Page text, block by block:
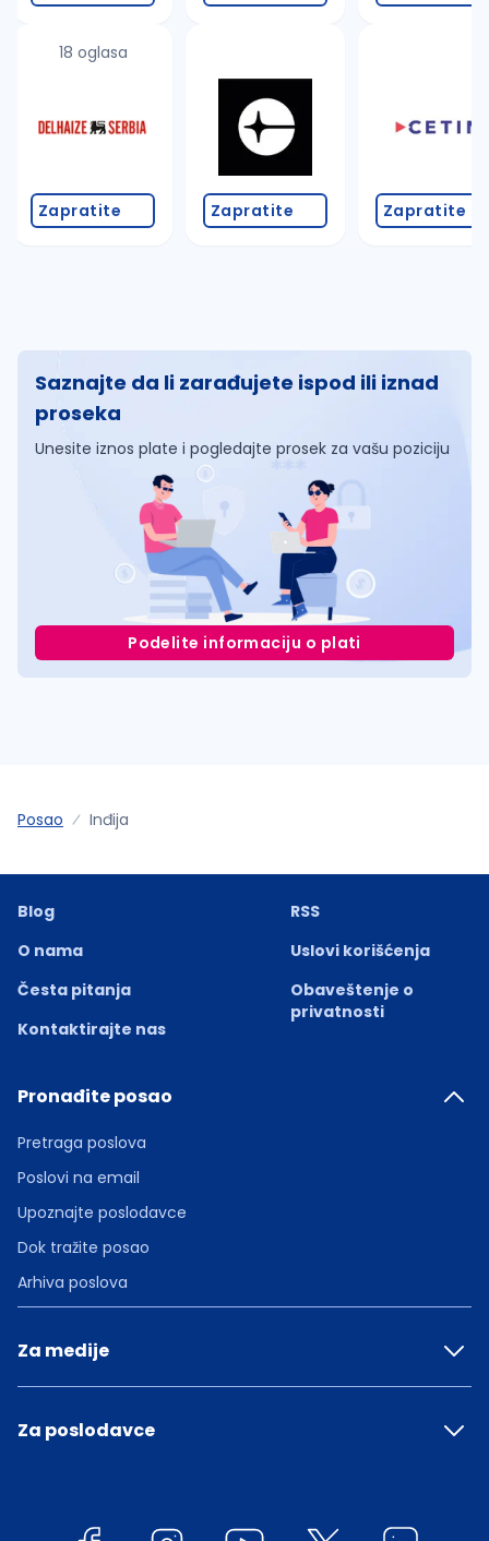
18 oglasa
Zapratite Zapratite Zapratite
Saznajte da li zarađujete ispod ili iznad
proseka
Unesite iznos plate i pogledajte prosek za vašu poziciju
Podelite informaciju o plati
Posao Inđija
Blog
O nama
Česta pitanja
Kontaktirajte nas
RSS
Uslovi korišćenja
Obaveštenje o
privatnosti
Pronađite posao
Pretraga poslova
Poslovi na email
Upoznajte poslodavce
Dok tražite posao
Arhiva poslova
Za medije
Za poslodavce